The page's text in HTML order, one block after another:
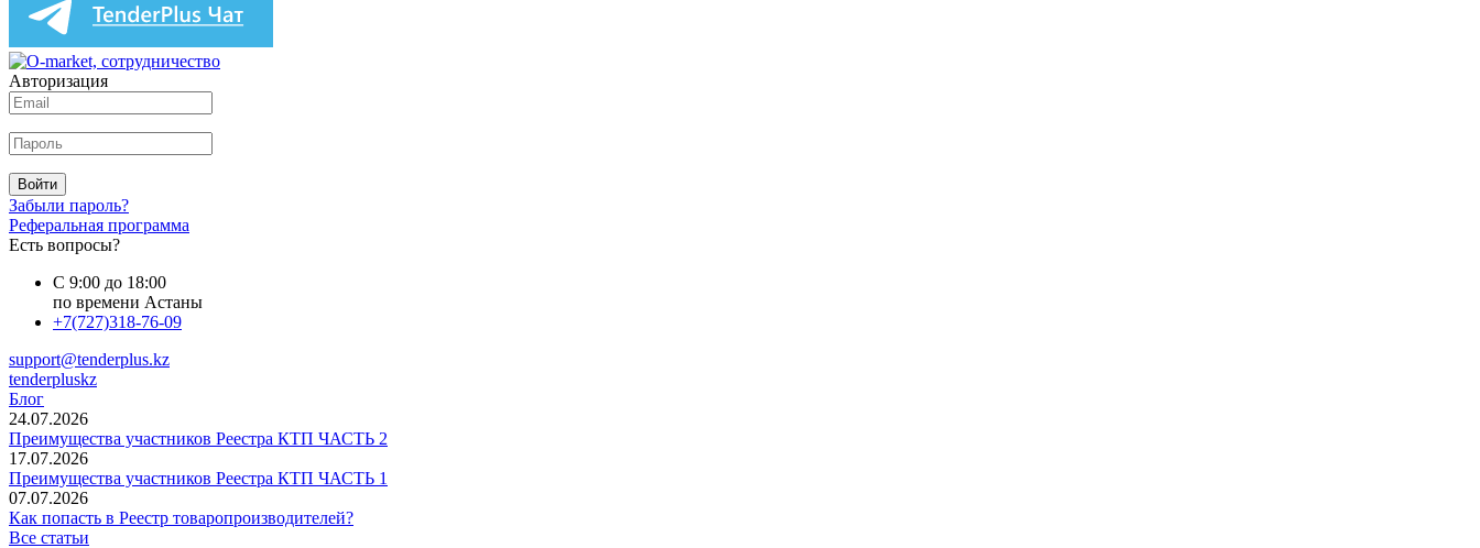
Авторизация
Войти
Забыли пароль?
Реферальная программа
Есть вопросы?
С 9:00 до 18:00
по времени Астаны
+7(727)318-76-09
support@tenderplus.kz
tenderpluskz
Блог
24.07.2026
Преимущества участников Реестра КТП ЧАСТЬ 2
17.07.2026
Преимущества участников Реестра КТП ЧАСТЬ 1
07.07.2026
Как попасть в Реестр товаропроизводителей?
Все статьи